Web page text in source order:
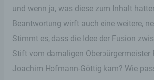
und wenn ja, was diese zum Inhalt
Beantwortung wirft auch eine weitere,
Stimmt es, dass die Idee der Fusion
Stift vom damaligen Oberbürgermeister
Joachim Hofmann-Göttig kam? Wie
Cookies in dem genutzten
unter Umständen nicht alle
Internetseite vollumfänglich nutzbar.
Erfassung von allgemeinen Daten
Informationen